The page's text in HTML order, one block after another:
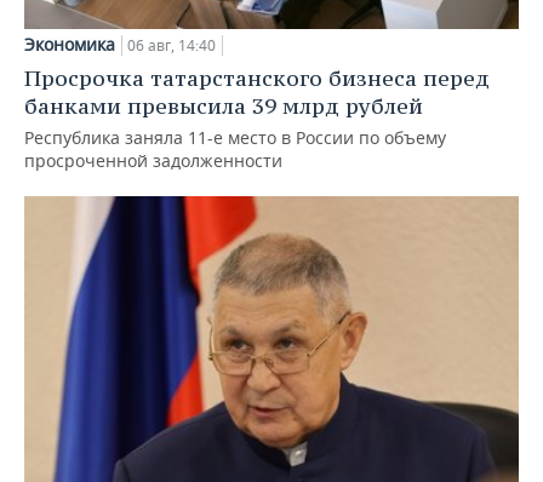
Экономика 06 авг, 14:40
Просрочка татарстанского бизнеса перед
банками превысила 39 млрд рублей
Республика заняла 11-е место в России по объему
просроченной задолженности